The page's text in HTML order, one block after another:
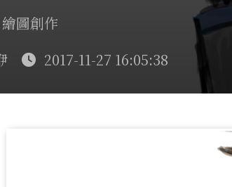
圖創作
2017-11-27 16:05:38